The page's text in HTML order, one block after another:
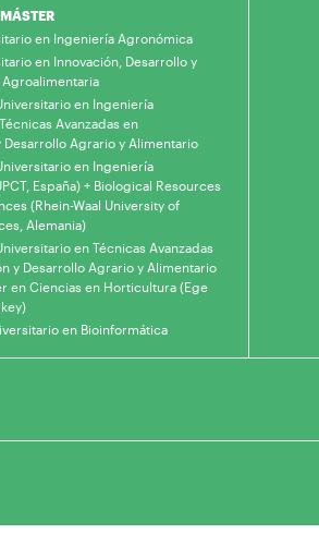
en Ingeniería Agronómica
en Innovación, Desarrollo y
en Ingeniería
Avanzadas en
Desarrollo Agrario y Alimentario
en Ingeniería
España) + Biological Resources
(Rhein-Waal University of
Alemania)
en Técnicas Avanzadas
y Desarrollo Agrario y Alimentario
en Ciencias en Horticultura (Ege
en Bioinformática